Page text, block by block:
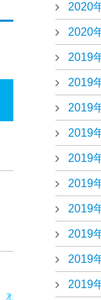
2020
2020
2019
2019
2019
2019
2019
2019
2019
2019
2019
2019